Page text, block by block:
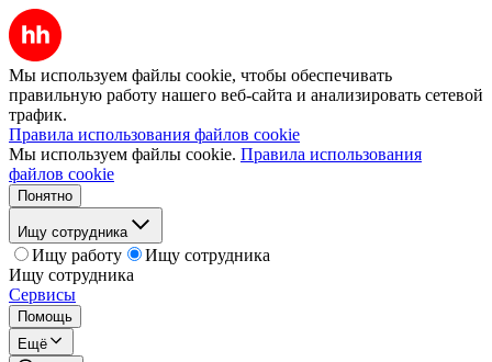
Мы используем файлы cookie, чтобы обеспечивать
правильную работу нашего веб-сайта и анализировать сетевой
трафик.
Правила использования файлов cookie
Мы используем файлы cookie. Правила использования
файлов cookie
Понятно
Ищу сотрудника
Ищу работу
Ищу сотрудника
Ищу сотрудника
Сервисы
Помощь
Ещё